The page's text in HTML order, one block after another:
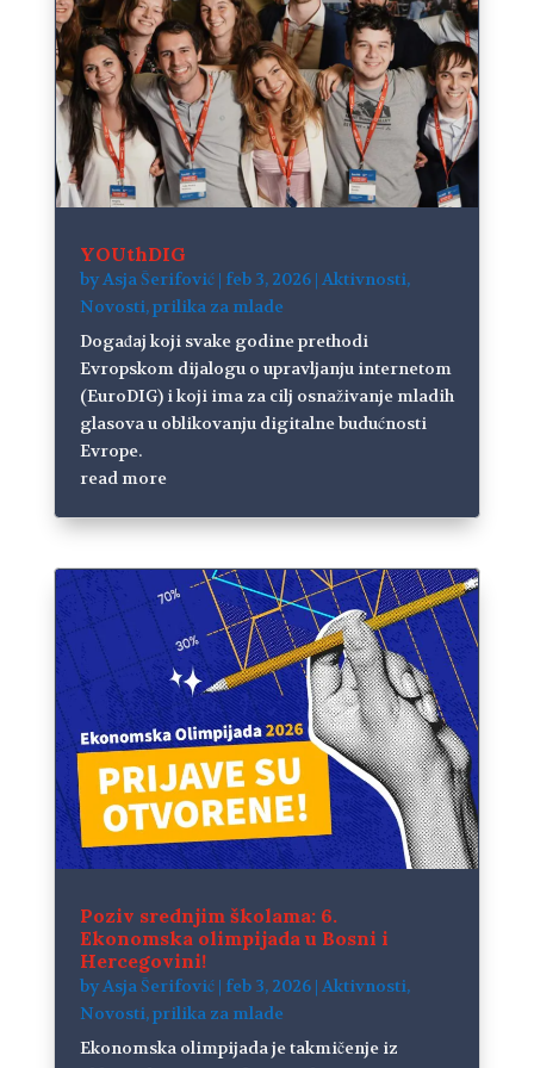
YOUthDIG
byAsja Šerifović| feb 3, 2026| Aktivnosti,
Novosti,prilika za mlade
Događaj koji svake godine prethodi
Evropskom dijalogu o upravljanju internetom
(EuroDIG) i koji ima za cilj osnaživanje mladih
glasova u oblikovanju digitalne budućnosti
Evrope.
read more
Poziv srednjim školama: 6.
Ekonomska olimpijada u Bosni i
Hercegovini!
byAsja Šerifović| feb 3, 2026| Aktivnosti,
Novosti,prilika za mlade
Ekonomska olimpijada je takmičenje iz